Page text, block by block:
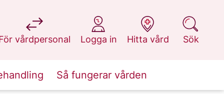
vårdpersonal
på 1177.se
Logga in
på 1177.se
Hitta vård
på 1177.se
Sök
på 1177.se
Så fungerar vården